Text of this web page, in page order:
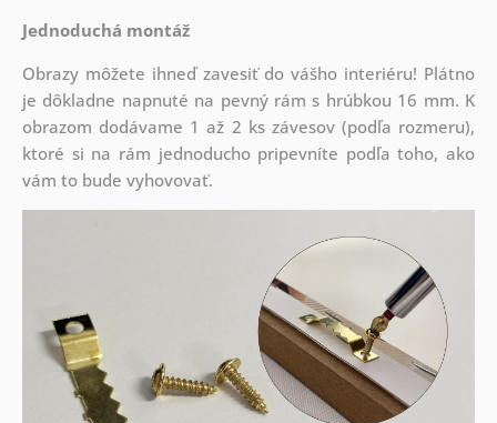
Jednoduchá montáž
Obrazy môžete ihneď zavesiť do vášho interiéru! Plátno
je dôkladne napnuté na pevný rám s hrúbkou 16 mm. K
obrazom dodávame 1 až 2 ks závesov (podľa rozmeru),
ktoré si na rám jednoducho pripevníte podľa toho, ako
vám to bude vyhovovať.